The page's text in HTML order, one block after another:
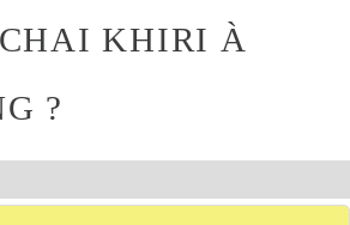
KHIRI À
?